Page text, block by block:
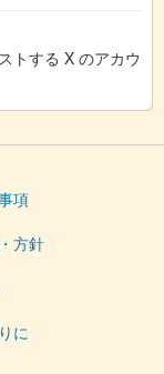
トする X のアカウ
項
方針
に